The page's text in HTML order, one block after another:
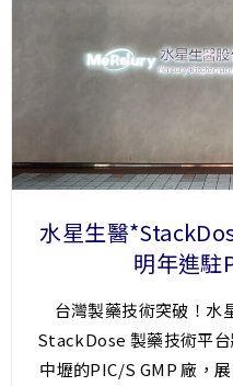
水星生醫
明年進駐
台灣製藥技術突破！水
StackDose 製藥技術平
中壢的PIC/S GMP 廠，